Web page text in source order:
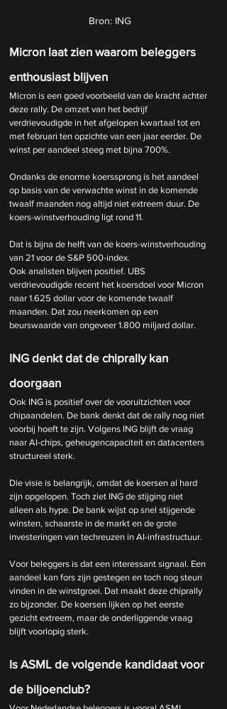
Bron: ING
Micron laat zien waarom beleggers
enthousiast blijven
Micron is een goed voorbeeld van de kracht achter
deze rally. De omzet van het bedrijf
verdrievoudigde in het afgelopen kwartaal tot en
met februari ten opzichte van een jaar eerder. De
winst per aandeel steeg met bijna 700%.
Ondanks de enorme koerssprong is het aandeel
op basis van de verwachte winst in de komende
twaalf maanden nog altijd niet extreem duur. De
koers-winstverhouding ligt rond 11.
Dat is bijna de helft van de koers-winstverhouding
van 21 voor de S&P 500-index.
Ook analisten blijven positief. UBS
verdrievoudigde recent het koersdoel voor Micron
naar 1.625 dollar voor de komende twaalf
maanden. Dat zou neerkomen op een
beurswaarde van ongeveer 1.800 miljard dollar.
ING denkt dat de chiprally kan
doorgaan
Ook ING is positief over de vooruitzichten voor
chipaandelen. De bank denkt dat de rally nog niet
voorbij hoeft te zijn. Volgens ING blijft de vraag
naar AI-chips, geheugencapaciteit en datacenters
structureel sterk.
Die visie is belangrijk, omdat de koersen al hard
zijn opgelopen. Toch ziet ING de stijging niet
alleen als hype. De bank wijst op snel stijgende
winsten, schaarste in de markt en de grote
investeringen van techreuzen in AI-infrastructuur.
Voor beleggers is dat een interessant signaal. Een
aandeel kan fors zijn gestegen en toch nog steun
vinden in de winstgroei. Dat maakt deze chiprally
zo bijzonder. De koersen lijken op het eerste
gezicht extreem, maar de onderliggende vraag
blijft voorlopig sterk.
Is ASML de volgende kandidaat voor
de biljoenclub?